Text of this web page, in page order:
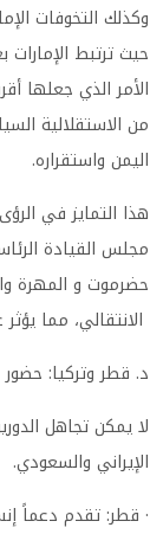
وكذلك التخوفات
حيث ترتبط الإمارات
الأمر الذي جعلها
من الاستقلالية
اليمن واستقراره.
هذا التمايز في
مجلس القيادة
حضرموت و المهرة
الانتقالي، مما
د. قطر وتركيا:
لا يمكن تجاهل
الإيراني والسعودي.
· قطر: تقدم دعماً